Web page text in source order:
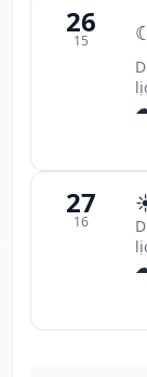
26
15 ☾
27
16